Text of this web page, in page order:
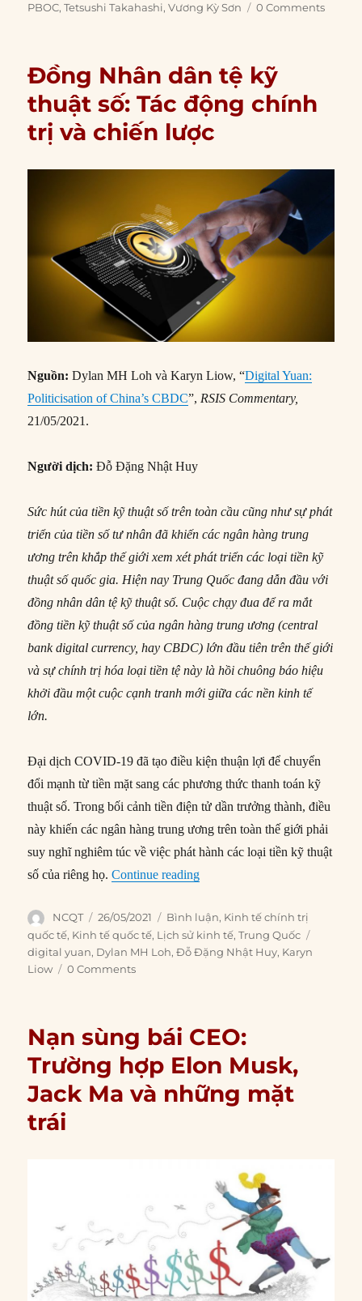
PBOC,Tetsushi Takahashi,Vương Kỳ Sơn 0 Comments
Đồng Nhân dân tệ kỹ
thuật số: Tác động chính
trị và chiến lược
Nguồn:Dylan MH Loh và Karyn Liow, “Digital Yuan:
Politicisation of China’s CBDC”,RSIS Commentary,
21/05/2021.
Người dịch:Đỗ Đặng Nhật Huy
Sức hút của tiền kỹ thuật số trên toàn cầu cũng như sự phát
triển của tiền số tư nhân đã khiến các ngân hàng trung
ương trên khắp thế giới xem xét phát triển các loại tiền kỹ
thuật số quốc gia. Hiện nay Trung Quốc đang dẫn đầu với
đồng nhân dân tệ kỹ thuật số. Cuộc chạy đua để ra mắt
đồng tiền kỹ thuật số của ngân hàng trung ương (central
bank digital currency, hay CBDC) lớn đầu tiên trên thế giới
và sự chính trị hóa loại tiền tệ này là hồi chuông báo hiệu
khởi đầu một cuộc cạnh tranh mới giữa các nền kinh tế
lớn.
Đại dịch COVID-19 đã tạo điều kiện thuận lợi để chuyển
đổi mạnh từ tiền mặt sang các phương thức thanh toán kỹ
thuật số. Trong bối cảnh tiền điện tử dần trưởng thành, điều
này khiến các ngân hàng trung ương trên toàn thế giới phải
suy nghĩ nghiêm túc về việc phát hành các loại tiền kỹ thuật
số của riêng họ.Continue reading“Đồng Nhân dân tệ kỹ thuật
Author
NCQT
Posted
on
26/05/2021 Categories
Bình luận, Kinh tế chính trị
quốc tế, Kinh tế quốc tế, Lịch sử kinh tế,Trung Quốc
digital yuan, Dylan MH Loh,Đỗ Đặng Nhật Huy, Karyn
Liow
0 Comments
Nạn sùng bái CEO:
Trường hợp Elon Musk,
Jack Ma và những mặt
trái